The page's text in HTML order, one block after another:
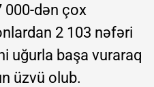
000-dən çox
2 103 nəfəri
uğurla başa vuraraq
üzvü olub.